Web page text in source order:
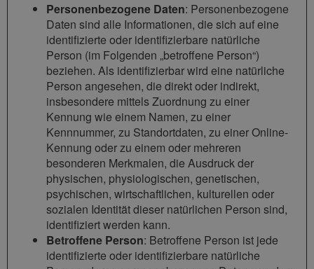
Personenbezogene Daten: Personenbezogene
Daten sind alle Informationen, die sich auf eine
identifizierte oder identifizierbare natürliche
Person (im Folgenden „betroffene Person“)
beziehen. Als identifizierbar wird eine natürliche
Person angesehen, die direkt oder indirekt,
insbesondere mittels Zuordnung zu einer
Kennung wie einem Namen, zu einer
Kennnummer, zu Standortdaten, zu einer Online-
Kennung oder zu einem oder mehreren
besonderen Merkmalen, die Ausdruck der
physischen, physiologischen, genetischen,
psychischen, wirtschaftlichen, kulturellen oder
sozialen Identität dieser natürlichen Person sind,
identifiziert werden kann.
Betroffene Person: Betroffene Person ist jede
identifizierte oder identifizierbare natürliche